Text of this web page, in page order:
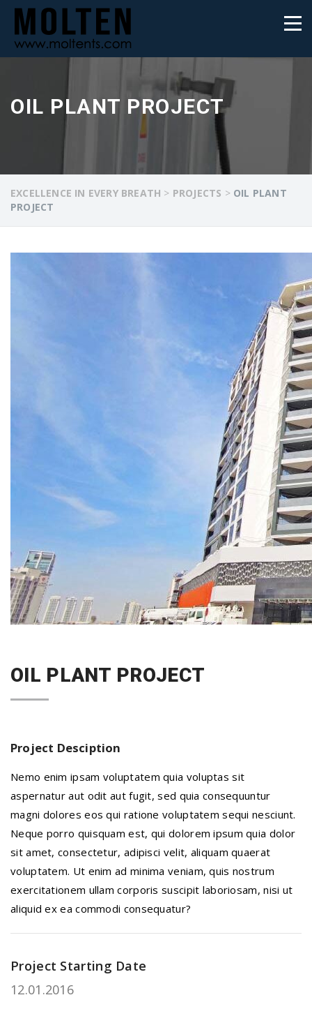
OIL PLANT PROJECT
EXCELLENCE IN EVERY BREATH > PROJECTS > OIL PLANT
PROJECT
OIL PLANT PROJECT
Project Desciption
Nemo enim ipsam voluptatem quia voluptas sit
aspernatur aut odit aut fugit, sed quia consequuntur
magni dolores eos qui ratione voluptatem sequi nesciunt.
Neque porro quisquam est, qui dolorem ipsum quia dolor
sit amet, consectetur, adipisci velit, aliquam quaerat
voluptatem. Ut enim ad minima veniam, quis nostrum
exercitationem ullam corporis suscipit laboriosam, nisi ut
aliquid ex ea commodi consequatur?
Project Starting Date
12.01.2016